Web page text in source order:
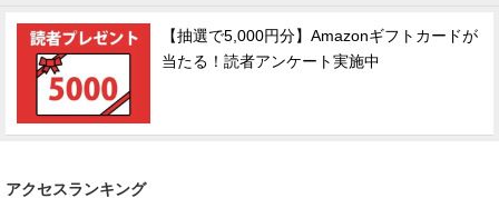
【抽選で5,000円分】Amazonギフトカードが
当たる！読者アンケート実施中
アクセスランキング